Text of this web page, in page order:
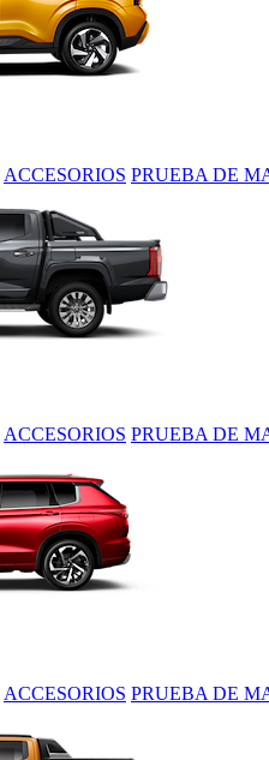
ACCESORIOS PRUEBA DE
ACCESORIOS PRUEBA DE
ACCESORIOS PRUEBA DE